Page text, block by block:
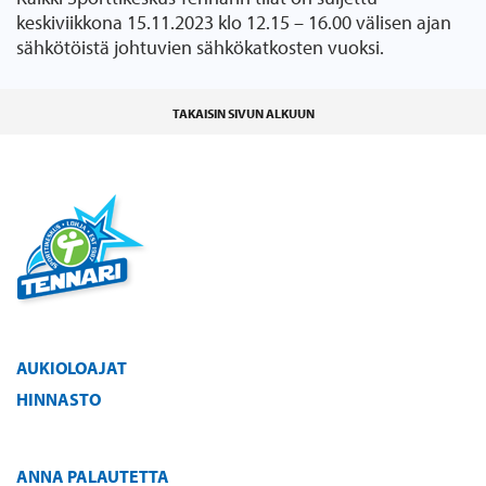
keskiviikkona 15.11.2023 klo 12.15 – 16.00 välisen ajan
sähkötöistä johtuvien sähkökatkosten vuoksi.
TAKAISIN SIVUN ALKUUN
AUKIOLOAJAT
HINNASTO
ANNA PALAUTETTA